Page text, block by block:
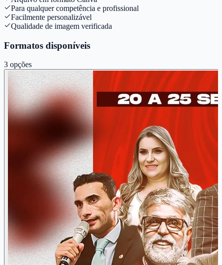
Para qualquer competência e profissional
Facilmente personalizável
Qualidade de imagem verificada
Formatos disponíveis
3 opções